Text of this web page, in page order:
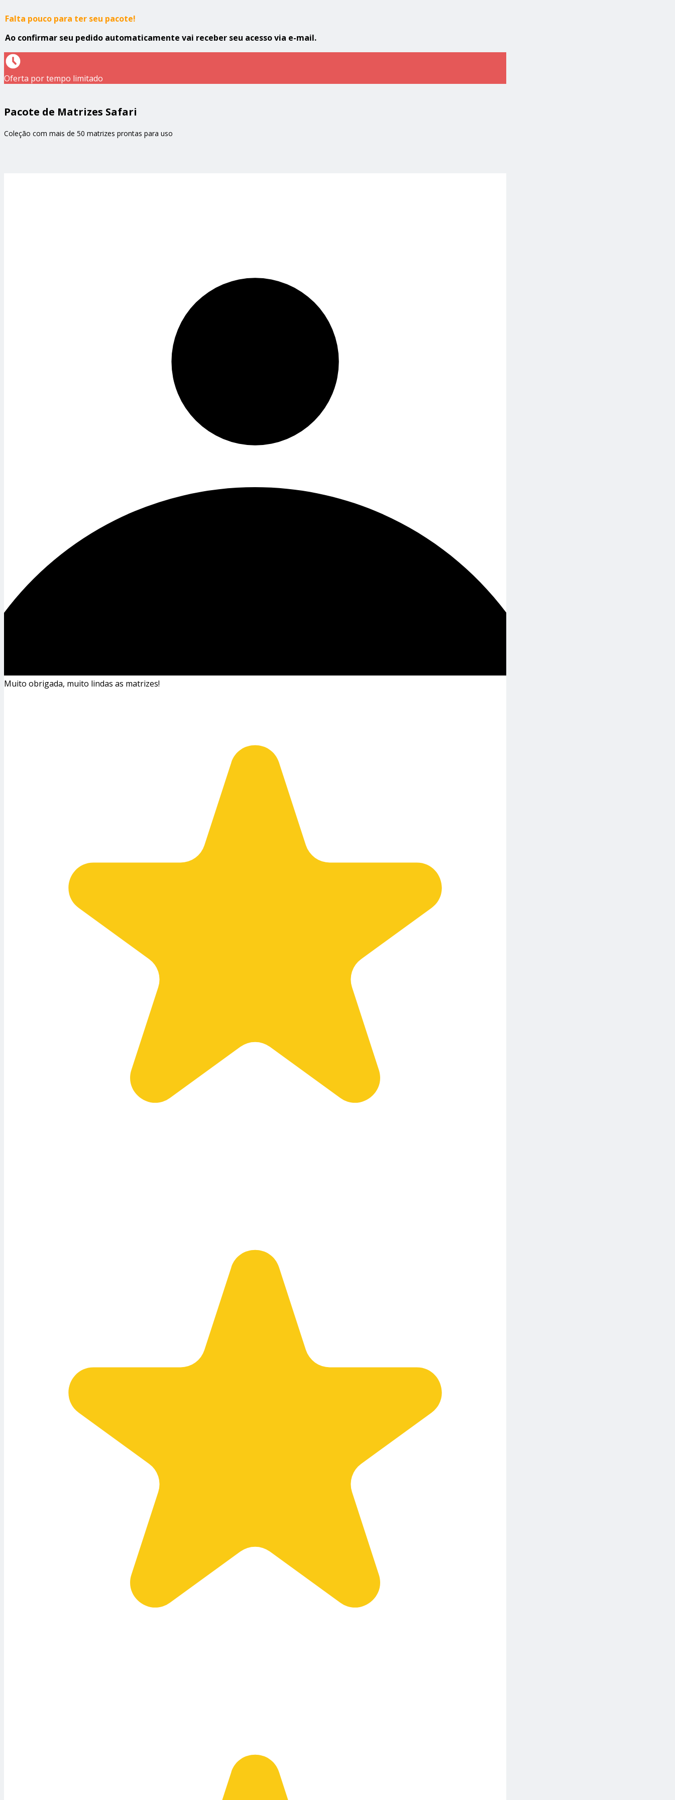
Falta pouco para ter seu pacote!
Ao confirmar seu pedido automaticamente vai receber seu acesso via e-mail.
Oferta por tempo limitado
Pacote de Matrizes Safari
Coleção com mais de 50 matrizes prontas para uso
Muito obrigada, muito lindas as matrizes!